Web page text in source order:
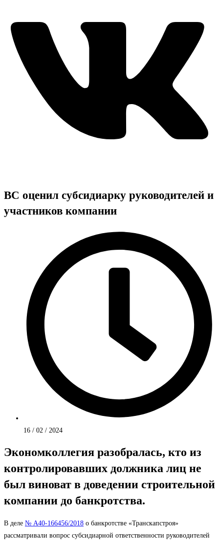
ВС оценил субсидиарку руководителей и
участников компании
16 / 02 / 2024
Экономколлегия разобралась, кто из
контролировавших должника лиц не
был виноват в доведении строительной
компании до банкротства.
В деле № А40-166456/2018 о банкротстве «Транскапстроя»
рассматривали вопрос субсидиарной ответственности руководителей